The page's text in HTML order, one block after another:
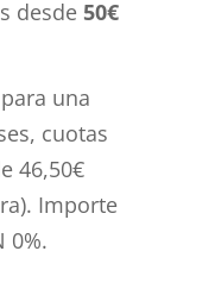
desde 50€
una
cuotas
46,50€
Importe
0%.